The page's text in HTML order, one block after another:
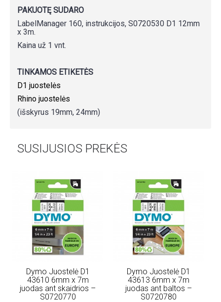
PAKUOTĘ SUDARO
LabelManager 160, instrukcijos, S0720530 D1 12mm
x 3m.
Kaina už 1 vnt.
TINKAMOS ETIKETĖS
D1 juostelės
Rhino juostelės
(išskyrus 19mm, 24mm)
SUSIJUSIOS PREKĖS
Dymo Juostelė D1
43610 6mm x 7m
juodas ant skaidrios –
S0720770
Dymo Juostelė D1
43613 6mm x 7m
juodas ant baltos –
S0720780